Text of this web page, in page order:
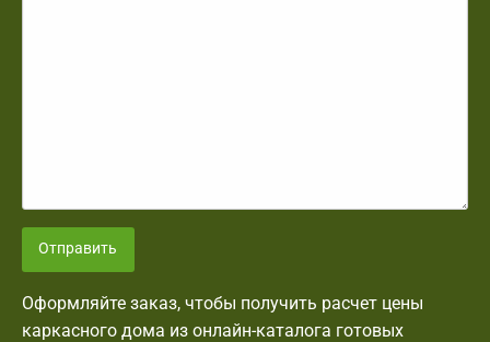
Отправить
Оформляйте заказ, чтобы получить расчет цены
каркасного дома из онлайн-каталога готовых